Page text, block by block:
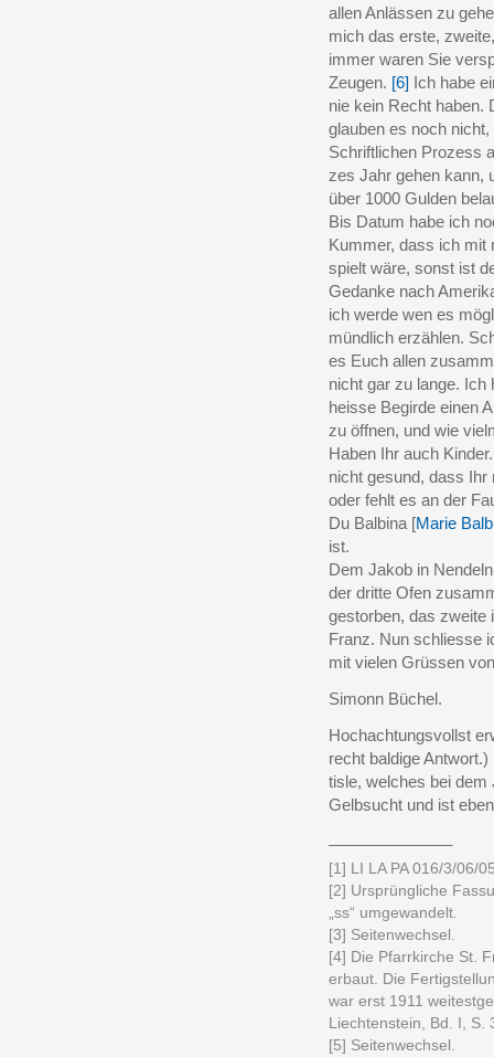
allen Anlässen zu
mich das erste,
immer waren Sie
Zeugen. [6] Ich habe
nie kein Recht haben.
glauben es noch
Schriftlichen Prozess
zes Jahr gehen kann,
über 1000 Gulden
Bis Datum habe ich
Kummer, dass ich mit
spielt wäre, sonst ist
Gedanke nach
ich werde wen es
mündlich erzählen.
es Euch allen
nicht gar zu lange. Ich
heisse Begirde einen
zu öffnen, und wie
Haben Ihr auch
nicht gesund, dass
oder fehlt es an der
Du Balbina [Marie
ist.
Dem Jakob in
der dritte Ofen
gestorben, das zweite
Franz. Nun schliesse
mit vielen Grüssen
Simonn Büchel.
Hochachtungsvollst
recht baldige
tisle, welches bei dem
Gelbsucht und ist
[1] LI LA PA 016/3/06/
[2] Ursprüngliche
„ss“ umgewandelt.
[3] Seitenwechsel.
[4] Die Pfarrkirche St.
erbaut. Die
war erst 1911
Liechtenstein, Bd. I, S.
[5] Seitenwechsel.